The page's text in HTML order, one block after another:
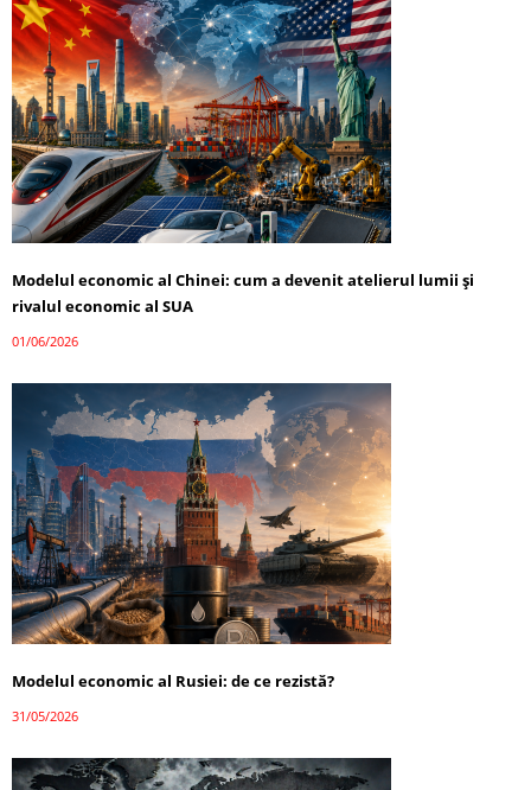
Modelul economic al Chinei: cum a devenit atelierul lumii și
rivalul economic al SUA
01/06/2026
Modelul economic al Rusiei: de ce rezistă?
31/05/2026